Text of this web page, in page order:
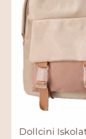
Dollcini